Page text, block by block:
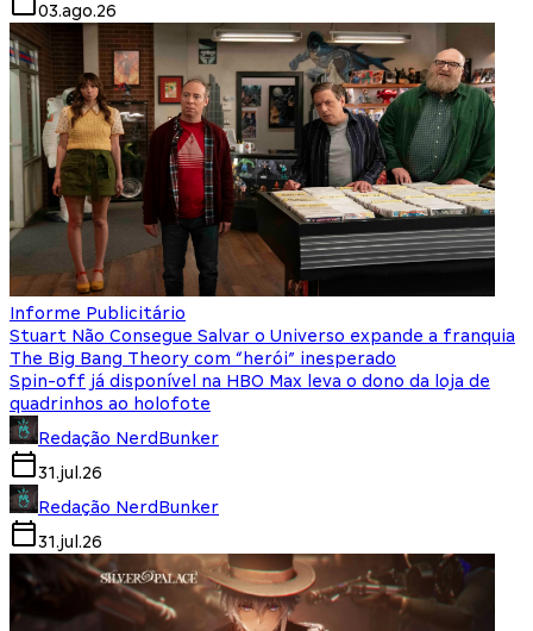
03.ago.26
Informe Publicitário
Stuart Não Consegue Salvar o Universo expande a franquia
The Big Bang Theory com “herói” inesperado
Spin-off já disponível na HBO Max leva o dono da loja de
quadrinhos ao holofote
Redação NerdBunker
31.jul.26
Redação NerdBunker
31.jul.26